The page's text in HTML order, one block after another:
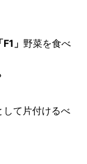
「F1」 野菜を食べ
して片付けるべ